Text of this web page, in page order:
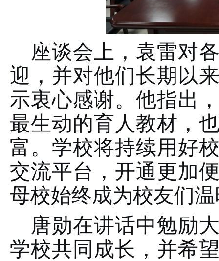
座谈会上，袁雷对
迎，并对他们长期以
示衷心感谢。他指出
最生动的育人教材，
富。学校将持续用好
交流平台，开通更加
母校始终成为校友们
唐勋在讲话中勉励
学校共同成长，并希